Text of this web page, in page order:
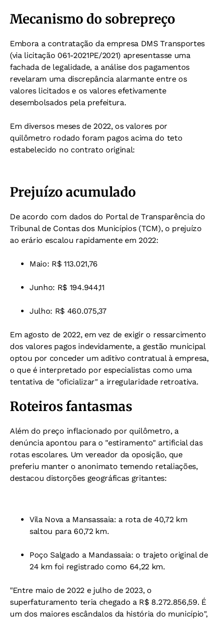
Mecanismo do sobrepreço
Embora a contratação da empresa DMS Transportes
(via licitação 061-2021PE/2021) apresentasse uma
fachada de legalidade, a análise dos pagamentos
revelaram uma discrepância alarmante entre os
valores licitados e os valores efetivamente
desembolsados pela prefeitura.
Em diversos meses de 2022, os valores por
quilômetro rodado foram pagos acima do teto
estabelecido no contrato original:
Prejuízo acumulado
De acordo com dados do Portal de Transparência do
Tribunal de Contas dos Municípios (TCM), o prejuízo
ao erário escalou rapidamente em 2022:
Maio: R$ 113.021,76
Junho: R$ 194.944,11
Julho: R$ 460.075,37
Em agosto de 2022, em vez de exigir o ressarcimento
dos valores pagos indevidamente, a gestão municipal
optou por conceder um aditivo contratual à empresa,
o que é interpretado por especialistas como uma
tentativa de "oficializar" a irregularidade retroativa.
Roteiros fantasmas
Além do preço inflacionado por quilômetro, a
denúncia apontou para o "estiramento" artificial das
rotas escolares. Um vereador da oposição, que
preferiu manter o anonimato temendo retaliações,
destacou distorções geográficas gritantes:
Vila Nova a Mansassaia: a rota de 40,72 km
saltou para 60,72 km.
Poço Salgado a Mandassaia: o trajeto original de
24 km foi registrado como 64,22 km.
"Entre maio de 2022 e julho de 2023, o
superfaturamento teria chegado a R$ 8.272.856,59. É
um dos maiores escândalos da história do município",